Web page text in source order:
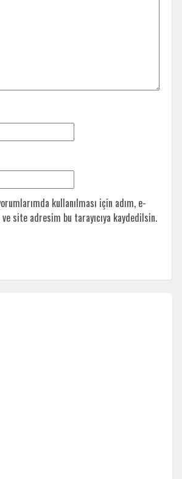
kullanılması için adım, e-
site adresim bu tarayıcıya kaydedilsin.